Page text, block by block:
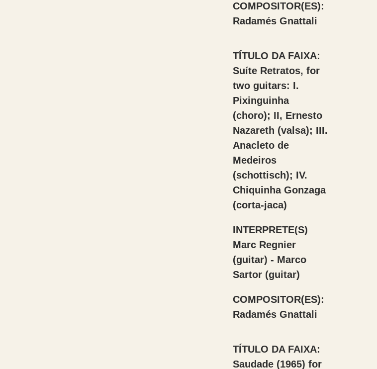
COMPOSITOR(ES):
Radamés Gnattali
TÍTULO DA FAIXA:
Suíte Retratos, for
two guitars: I.
Pixinguinha
(choro); II, Ernesto
Nazareth (valsa); III.
Anacleto de
Medeiros
(schottisch); IV.
Chiquinha Gonzaga
(corta-jaca)
INTERPRETE(S)
Marc Regnier
(guitar) - Marco
Sartor (guitar)
COMPOSITOR(ES):
Radamés Gnattali
TÍTULO DA FAIXA:
Saudade (1965) for